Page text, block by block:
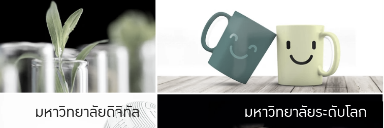
เกษตรศาสตร์ มีพื้นที่เขียวสดใส หนาแน่น
เป็นป่าในเมือง (URBAN FOREST)
เกษตรในเมือง (URBAN AGRICULTURE)
ที่นับรวมกันได้ประมาณ 1,400 ไร่
ให้กับประชาชน
มหาวิทยาลัยรับผิดชอบต่อสังคม
มหาวิทยาลัยดิจิทัล มหาวิทยา
มหาวิทยาลัยระดับโลก